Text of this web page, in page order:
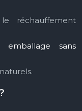
réchauffement
sans